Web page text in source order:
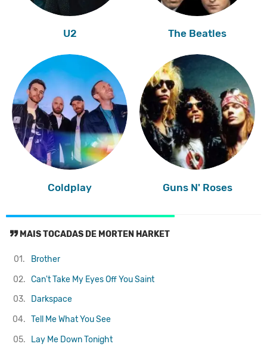
U2 The Beatles
Coldplay Guns N' Roses
MAIS TOCADAS DE MORTEN HARKET
01.
Brother
02. Can't Take My Eyes Off YouSaint
03.
Darkspace
04. Tell Me What You See
05.
Lay Me Down Tonight